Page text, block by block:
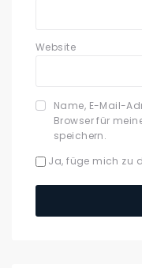
Website
Name, E-Mail-
Browser für
speichern.
Ja, füge mich zu